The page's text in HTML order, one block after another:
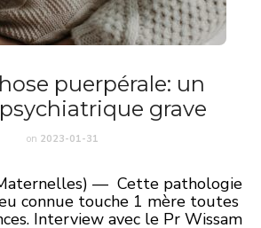
puerpérale: un
grave
on 2023-01-31
— Cette pathologie
connue touche 1 mère toutes
Interview avec le Pr Wissam